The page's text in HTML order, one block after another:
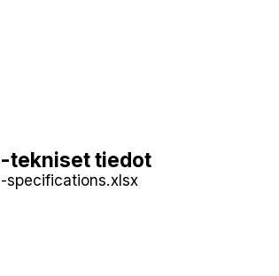
tekniset tiedot
specifications.xlsx